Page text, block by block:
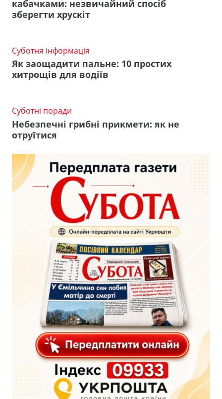
кабачками: незвичайний спосіб
зберегти хрускіт
Суботня інформація
Як заощадити пальне: 10 простих
хитрощів для водіїв
Суботні поради
Небезпечні грибні прикмети: як не
отруїтися